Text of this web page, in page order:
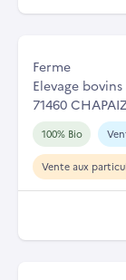
Ferme
Elevage
71460
100% Bio
Vente aux